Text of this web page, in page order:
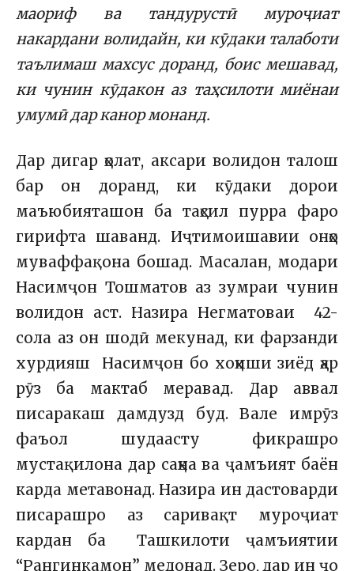
маориф ва тандурустӣ муроҷиат
накардани волидайн, ки кӯдаки талаботи
таълимаш махсус доранд, боис мешавад,
ки чунин кӯдакон аз таҳсилоти миёнаи
умумӣ дар канор монанд.
Дар дигар ҳолат, аксари волидон талош
бар он доранд, ки кӯдаки дорои
маъюбияташон ба таҳсил пурра фаро
гирифта шаванд. Иҷтимоишавии онҳо
муваффақона бошад. Масалан, модари
Насимҷон Тошматов аз зумраи чунин
волидон аст. Назира Негматоваи 42-
сола аз он шодӣ мекунад, ки фарзанди
хурдияш Насимҷон бо хоҳиши зиёд ҳар
рӯз ба мактаб меравад. Дар аввал
писаракаш дамдузд буд. Вале имрӯз
фаъол шудаасту фикрашро
мустақилона дар саҳна ва ҷамъият баён
карда метавонад. Назира ин дастоварди
писарашро аз саривақт муроҷиат
кардан ба Ташкилоти ҷамъиятии
“Рангинкамон” медонад. Зеро, дар ин ҷо